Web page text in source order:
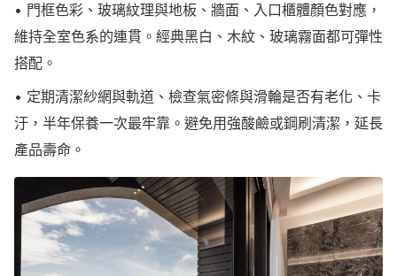
• 門框色彩、玻璃紋理與地板、牆面、入口櫃體顏色對應，
維持全室色系的連貫。經典黑白、木紋、玻璃霧面都可彈性
搭配。
• 定期清潔紗網與軌道、檢查氣密條與滑輪是否有老化、卡
汙，半年保養一次最牢靠。避免用強酸鹼或鋼刷清潔，延長
產品壽命。